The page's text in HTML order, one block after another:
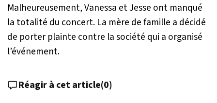
Malheureusement, Vanessa et Jesse ont manqué
la totalité du concert. La mère de famille a décidé
de porter plainte contre la société qui a organisé
l’événement.
Réagir à cet article(0)